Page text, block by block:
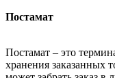
Постамат
Постамат – это
хранения заказанных